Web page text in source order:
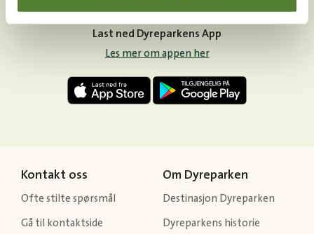
Last ned Dyreparkens App
Les mer om appen her
Kontakt oss
Ofte stilte spørsmål
Gå til kontaktside
Om Dyreparken
Destinasjon Dyreparken
Dyreparkens historie